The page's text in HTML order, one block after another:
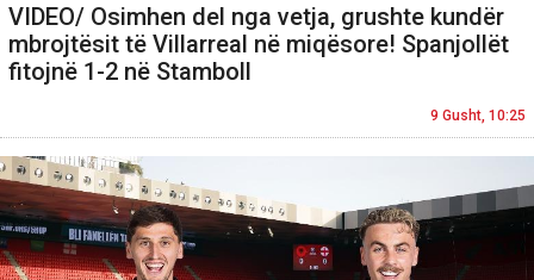
VIDEO/ Osimhen del nga vetja, grushte kundër
mbrojtësit të Villarreal në miqësore! Spanjollët
fitojnë 1-2 në Stamboll
9 Gusht, 10:25